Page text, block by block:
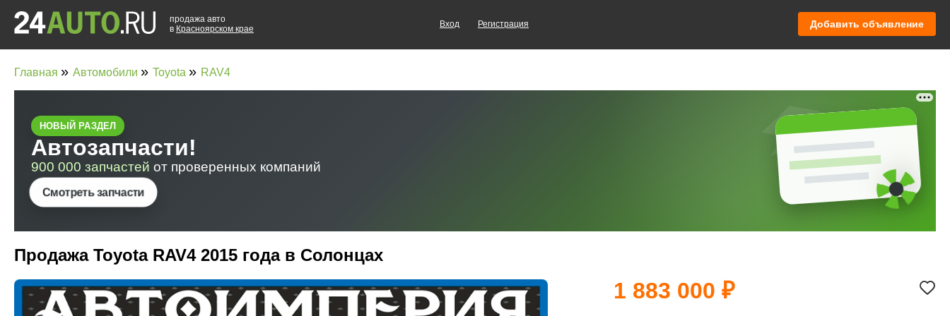
продажа авто
в Красноярском крае
Вход Регистрация Добавить объявление
Главная » Автомобили » Toyota » RAV4
Продажа Toyota RAV4 2015 года в Солонцах
1 883 000